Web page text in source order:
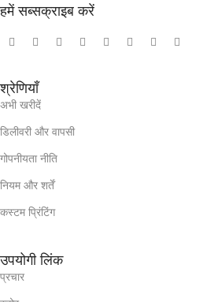
हमें सब्सक्राइब करें
श्रेणियाँ
अभी खरीदें
डिलीवरी और वापसी
गोपनीयता नीति
नियम और शर्तें
कस्टम प्रिंटिंग
उपयोगी लिंक
प्रचार